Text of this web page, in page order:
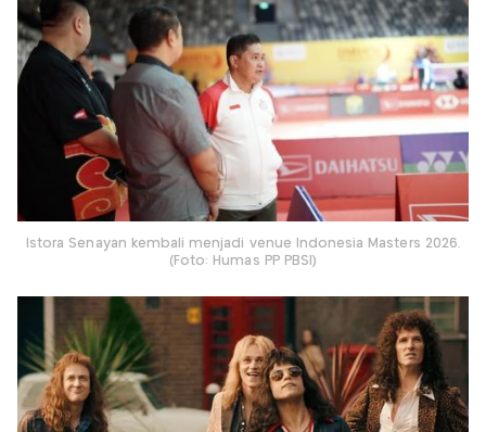
Istora Senayan kembali menjadi venue Indonesia Masters 2026.
(Foto: Humas PP PBSI)